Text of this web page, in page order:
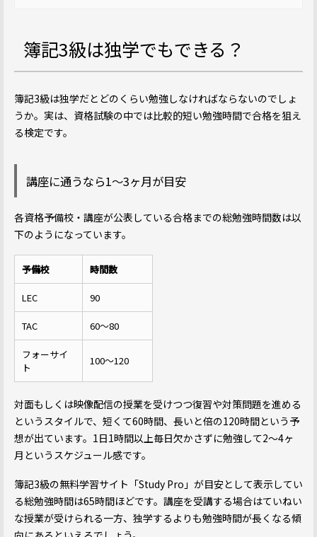
簿記3級は独学でもできる？
簿記3級は独学だとどのくらい勉強しなければならないのでしょ
うか。実は、資格試験の中では比較的短い勉強時間で合格を狙え
る検定です。
講座に通うなら1〜3ヶ月が目安
各資格予備校・講座が公表している合格までの総勉強時間数は以
下のようになっています。
予備校 時間数
LEC 90
TAC 60～80
フォーサイ
ト
100〜120
対面もしくは映像配信の授業を受けつつ復習や対策問題を進める
というスタイルで、短くて60時間、長いと倍の120時間という予
想が出ています。1日1時間以上毎日欠かさずに勉強して2〜4ヶ
月というスケジュール感です。
簿記3級の無料学習サイト「Study Pro」が目安として表示してい
る総勉強時間は65時間ほどです。講座を受講する場合はていねい
な授業が受けられる一方、独学するよりも勉強時間が長くなる傾